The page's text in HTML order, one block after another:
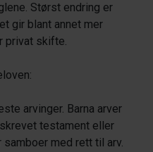
Størst endring er
gir blant annet mer
privat skifte.
arvinger. Barna arver
testament eller
med rett til arv.